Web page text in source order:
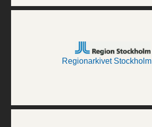
Regionarkivet Stockholm